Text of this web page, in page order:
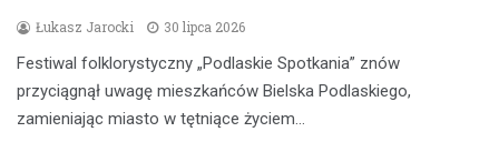
Łukasz Jarocki 30 lipca 2026
Festiwal folklorystyczny „Podlaskie Spotkania” znów
przyciągnął uwagę mieszkańców Bielska Podlaskiego,
zamieniając miasto w tętniące życiem…